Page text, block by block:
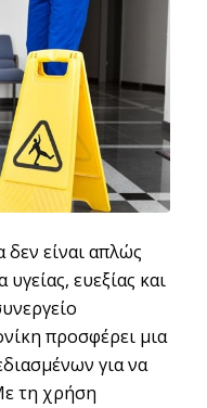
δεν είναι απλώς
ευεξίας και
προσφέρει μια
για να
τη χρήση